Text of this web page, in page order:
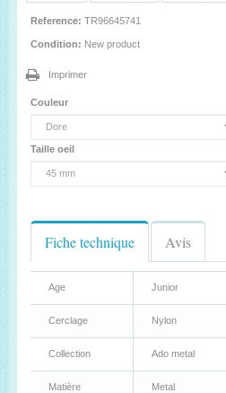
Reference: TR96645741
Condition: New product
Imprimer
Couleur
Taille oeil
Fiche technique Avis
Age Junior
Cerclage Nylon
Collection Ado metal
Matière Metal